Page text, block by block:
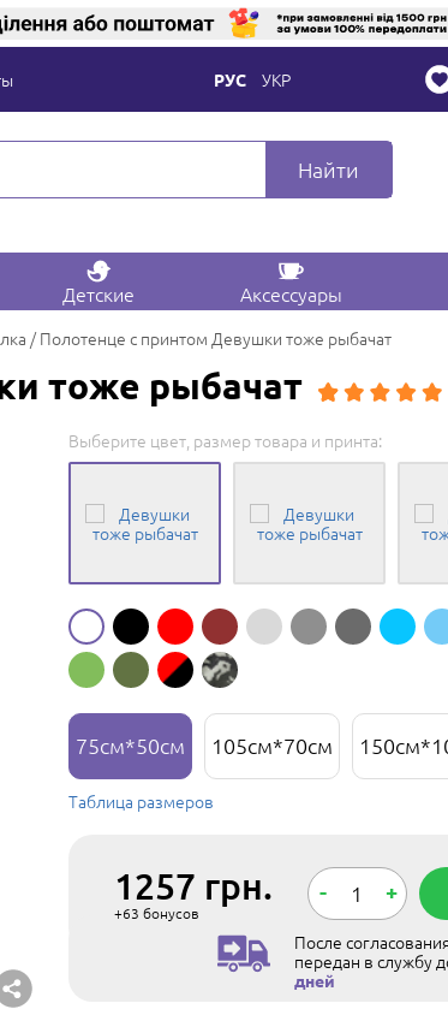
РУС УКР
Найти
Детские Аксессуары
Полотенце с принтом Девушки тоже рыбачат
тоже рыбачат
Выберите цвет, размер товара и принта:
75см*50см 105см*70см
Таблица размеров
1257 грн.
+63 бонусов
- +
После
передан в службу
дней